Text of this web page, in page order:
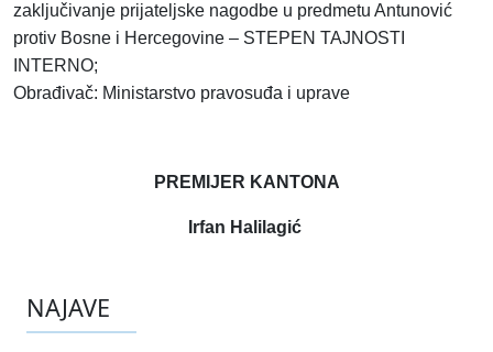
zaključivanje prijateljske nagodbe u predmetu Antunović
protiv Bosne i Hercegovine – STEPEN TAJNOSTI
INTERNO;
Obrađivač: Ministarstvo pravosuđa i uprave
PREMIJER KANTONA
Irfan Halilagić
NAJAVE